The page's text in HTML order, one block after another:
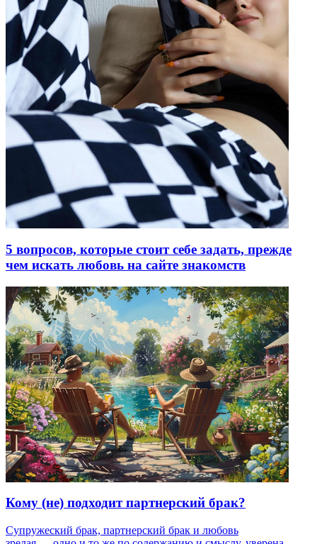
5 вопросов, которые стоит себе задать, прежде
чем искать любовь на сайте знакомств
Кому (не) подходит партнерский брак?
Супружеский брак, партнерский брак и любовь